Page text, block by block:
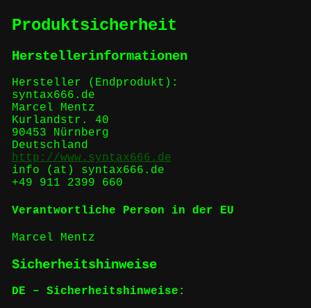
Produktsicherheit
Herstellerinformationen
Hersteller (Endprodukt):
syntax666.de
Marcel Mentz
Kurlandstr. 40
90453 Nürnberg
Deutschland
http://www.syntax666.de
info (at) syntax666.de
+49 911 2399 660
Verantwortliche Person in der EU
Marcel Mentz
Sicherheitshinweise
DE – Sicherheitshinweise: